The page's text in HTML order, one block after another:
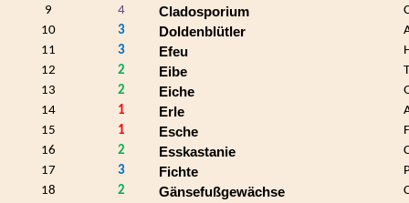
9
4 Cladosporium
10
3 Doldenblütler
11
3 Efeu
12
2 Eibe
13
2 Eiche
14
1 Erle
15
1 Esche
16
2 Esskastanie
17
3 Fichte
18
2 Gänsefußgewächse